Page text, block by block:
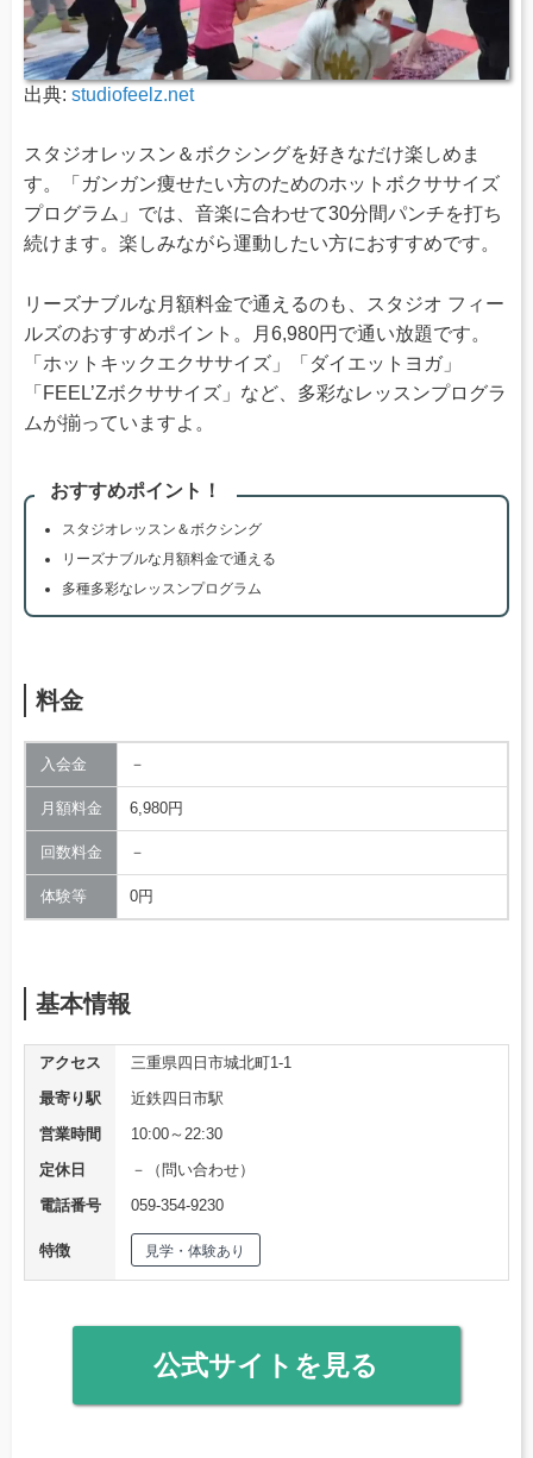
出典: studiofeelz.net
スタジオレッスン＆ボクシングを好きなだけ楽しめま
す。「ガンガン痩せたい方のためのホットボクササイズ
プログラム」では、音楽に合わせて30分間パンチを打ち
続けます。楽しみながら運動したい方におすすめです。
リーズナブルな月額料金で通えるのも、スタジオ フィー
ルズのおすすめポイント。月6,980円で通い放題です。
「ホットキックエクササイズ」「ダイエットヨガ」
「FEEL’Zボクササイズ」など、多彩なレッスンプログラ
ムが揃っていますよ。
おすすめポイント！
スタジオレッスン＆ボクシング
リーズナブルな月額料金で通える
多種多彩なレッスンプログラム
料金
入会金 －
月額料金 6,980円
回数料金 －
体験等 0円
基本情報
アクセス
三重県四日市城北町1-1
最寄り駅
近鉄四日市駅
営業時間
10:00～22:30
定休日
－（問い合わせ）
電話番号
059-354-9230
特徴 見学・体験あり
公式サイトを見る